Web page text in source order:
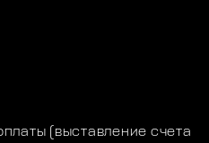
(выставление счета